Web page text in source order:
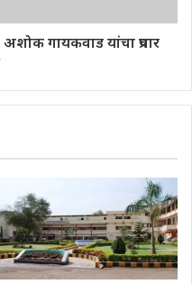
गायकवाड यांचा प्रचार